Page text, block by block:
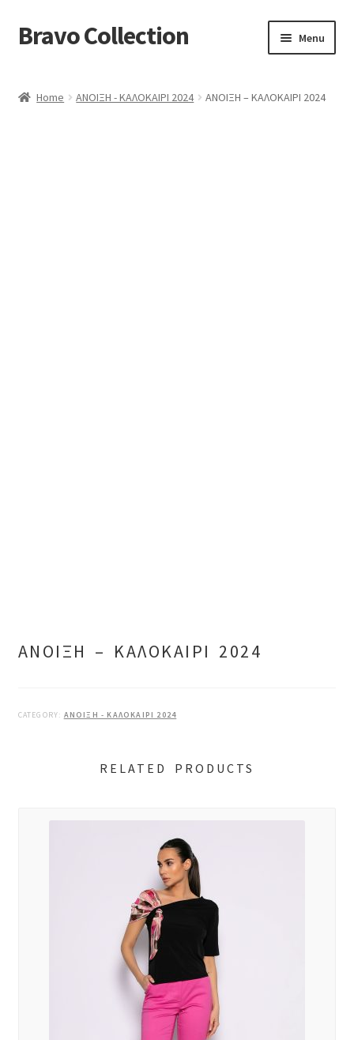
Skip
to
Skip
to
Bravo Collection Menu
COLLECTIONS
Expand
Home ΑΝΟΙΞΗ - ΚΑΛΟΚΑΙΡΙ 2024 ΑΝΟΙΞΗ – ΚΑΛΟΚΑΙΡΙ 2024
ΑΝΟΙΞΗ – ΚΑΛΟΚΑΙΡΙ 2024
CATEGORY: ΑΝΟΙΞΗ - ΚΑΛΟΚΑΙΡΙ 2024
RELATED PRODUCTS